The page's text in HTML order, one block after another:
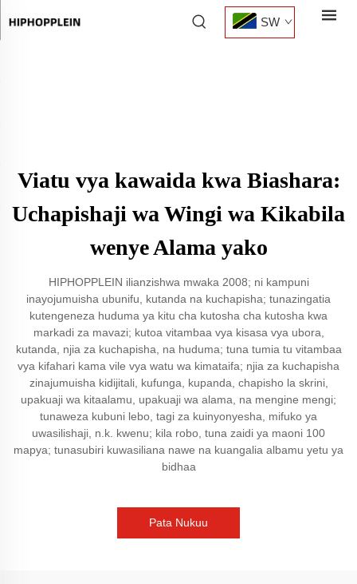
SW
Viatu vya kawaida kwa Biashara:
Uchapishaji wa Wingi wa Kikabila
wenye Alama yako
HIPHOPPLEIN ilianzishwa mwaka 2008; ni kampuni
inayojumuisha ubunifu, kutanda na kuchapisha; tunazingatia
kutengeneza huduma ya kitu cha kutosha cha kutosha kwa
markadi za mavazi; kutoa vitambaa vya kisasa vya ubora,
kutanda, njia za kuchapisha, na huduma; tuna tumia tu vitambaa
vya kifahari kama vile vya watu wa kimataifa; njia za kuchapisha
zinajumuisha kidijitali, kufunga, kupanda, chapisho la skrini,
upakuaji wa kitaalamu, upakuaji wa alama, na mengine mengi;
tunaweza kubuni lebo, tagi za kuinyonyesha, mifuko ya
uwasilishaji, n.k. kwenu; kila robo, tuna zaidi ya maoni 100
mapya; tunasubiri kuwasiliana nawe na kuangalia albamu yetu ya
bidhaa
Pata Nukuu